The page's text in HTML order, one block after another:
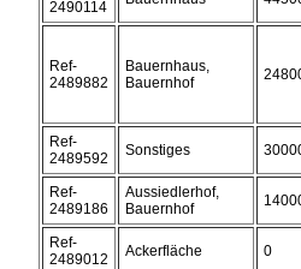
2490114
Ref-
2489882
Bauernhaus,
Bauernhof
Ref-
2489592
Sonstiges
Ref-
2489186
Aussiedlerhof,
Bauernhof
Ref-
2489012
Ackerfläche 0